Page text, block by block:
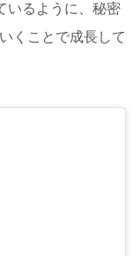
いるように、秘密
くことで成長して